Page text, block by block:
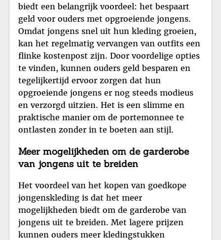
biedt een belangrijk voordeel: het bespaart
geld voor ouders met opgroeiende jongens.
Omdat jongens snel uit hun kleding groeien,
kan het regelmatig vervangen van outfits een
flinke kostenpost zijn. Door voordelige opties
te vinden, kunnen ouders geld besparen en
tegelijkertijd ervoor zorgen dat hun
opgroeiende jongens er nog steeds modieus
en verzorgd uitzien. Het is een slimme en
praktische manier om de portemonnee te
ontlasten zonder in te boeten aan stijl.
Meer mogelijkheden om de garderobe
van jongens uit te breiden
Het voordeel van het kopen van goedkope
jongenskleding is dat het meer
mogelijkheden biedt om de garderobe van
jongens uit te breiden. Met lagere prijzen
kunnen ouders meer kledingstukken